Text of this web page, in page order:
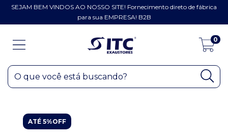
SEJAM BEM VINDOS AO NOSSO SITE! Fornecimento direto de fábrica
para sua EMPRESA! B2B
0
ATÉ 5%OFF